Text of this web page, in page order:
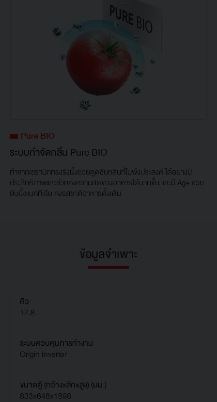
Pure BIO
ระบบกำจัดกลิ่น Pure BIO
ทำจากเซรามิกทรงรังผึ้งช่วยดูดซับกลิ่นที่ไม่พึงประสงค์ ได้อย่างมี
ประสิทธิภาพและช่วยคงความสดของอาหารได้นานขึ้น และมี Ag+ ช่วย
ยับยั้งแบคทีเรีย คงรสชาติอาหารดั้งเดิม
ข้อมูลจำเพาะ
คิว
17.8
ระบบควบคุมการทำงาน
Origin Inverter
ขนาดตู้ (กว้างxลึกxสูง) (มม.)
833x648x1898